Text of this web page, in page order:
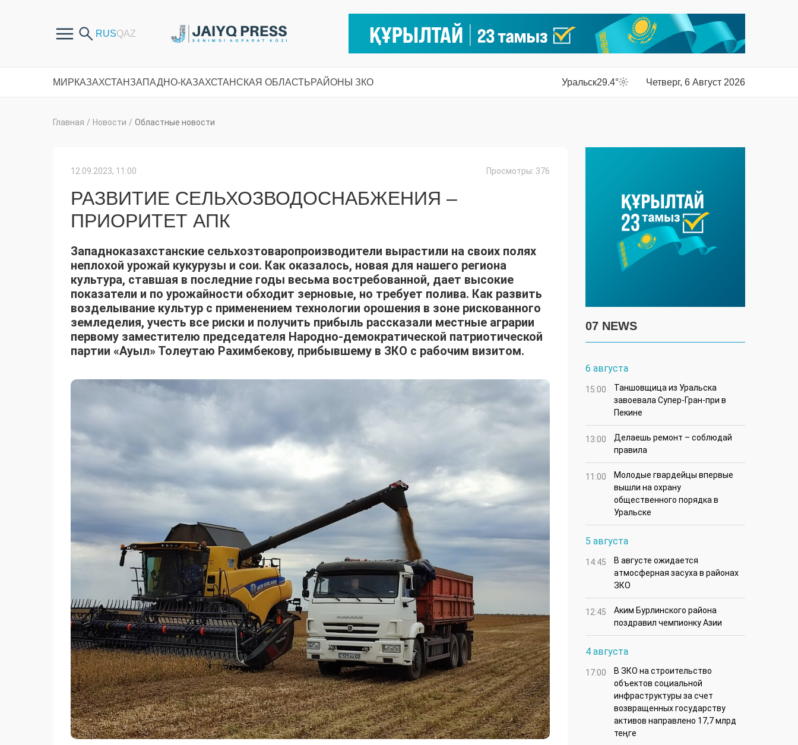
МИРКАЗАХСТАНЗАПАДНО-КАЗАХСТАНСКАЯ ОБЛАСТЬРАЙОНЫ ЗКО Уральск29.4° Четверг, 6 Август 2026
Главная / Новости / Областные новости
12.09.2023, 11:00 Просмотры: 376
РАЗВИТИЕ СЕЛЬХОЗВОДОСНАБЖЕНИЯ –
ПРИОРИТЕТ АПК
Западноказахстанские сельхозтоваропроизводители вырастили на своих полях
неплохой урожай кукурузы и сои. Как оказалось, новая для нашего региона
культура, ставшая в последние годы весьма востребованной, дает высокие
показатели и по урожайности обходит зерновые, но требует полива. Как развить
возделывание культур с применением технологии орошения в зоне рискованного
земледелия, учесть все риски и получить прибыль рассказали местные аграрии
первому заместителю председателя Народно-демократической патриотической
партии «Ауыл» Толеутаю Рахимбекову, прибывшему в ЗКО с рабочим визитом.
07 NEWS
6 августа
15:00
Таншовщица из Уральска
завоевала Супер-Гран-при в
Пекине
13:00
Делаешь ремонт – соблюдай
правила
11:00
Молодые гвардейцы впервые
вышли на охрану
общественного порядка в
Уральске
5 августа
14:45
В августе ожидается
атмосферная засуха в районах
ЗКО
12:45
Аким Бурлинского района
поздравил чемпионку Азии
4 августа
17:00
В ЗКО на строительство
объектов социальной
инфраструктуры за счет
возвращенных государству
активов направлено 17,7 млрд
теңге